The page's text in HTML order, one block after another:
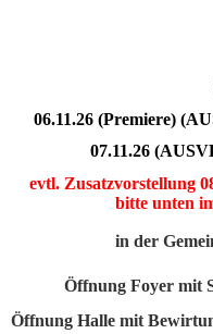
06.11.26 (Premiere)
07.11.26
evtl. Zusatzvorstellung
bitte unten
in der
Öffnung Foyer mit
Öffnung Halle mit